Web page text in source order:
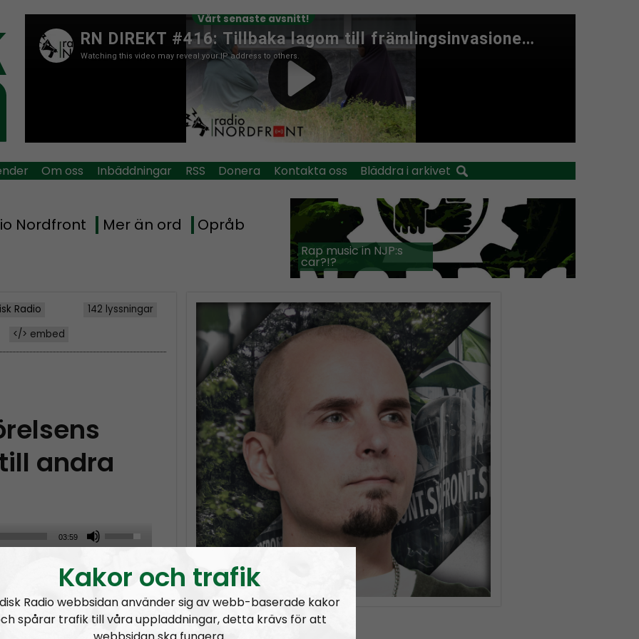
Vårt senaste avsnitt!
Om oss Inbäddningar RSS Donera Kontakta oss Bläddra i arkivet
Nordfront Mer än ord Opråb
Rap music in NJP:s
car?!?
Radio
142 lyssningar
</> embed
andra
03:59
U
s
e
av Ledarperspektiv
nationell enighet
.
Kakor och trafik
Radio webbsidan använder sig av webb-baserade kakor
spårar trafik till våra uppladdningar, detta krävs för att